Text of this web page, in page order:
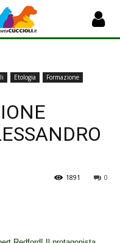
Etologia
Formazione
0
1891